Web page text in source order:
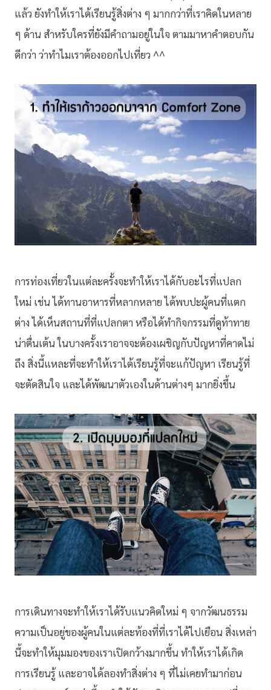
แล้ว ยังทำให้เราได้เรียนรู้สิ่งต่าง ๆ มากกว่าที่เราคิดในหลาย
ๆ ด้าน สำหรับใครที่ยังมีคำถามอยู่ในใจ ตามมาหาคำตอบกัน
ดีกว่า ว่าทำไมเราต้องออกไปเที่ยว ^^
การท่องเที่ยวในแต่ละครั้งจะทำให้เราได้กับอะไรที่แปลก
ใหม่ เช่น ได้ทานอาหารที่หลากหลาย ได้พบปะผู้คนที่แตก
ต่าง ได้เห็นสถานที่ที่แปลกตา หรือได้ทำกิจกรรมที่ดูท้าทาย
น่าตื่นเต้น ในบางครั้งเราอาจจะต้องเผชิญกับปัญหาที่คาดไม่
ถึง สิ่งนี้แหละที่จะทำให้เราได้เรียนรู้ที่จะแก้ปัญหา เรียนรู้ที่
จะตัดสินใจ และได้พัฒนาตัวเองในด้านต่างๆ มากยิ่งขึ้น
การเดินทางจะทำให้เราได้รับแนวคิดใหม่ ๆ จากวัฒนธรรม
ความเป็นอยู่ของผู้คนในแต่ละท้องที่ที่เราได้ไปเยือน สิ่งเหล่า
นี้จะทำให้มุมมองของเราเปิดกว้างมากขึ้น ทำให้เราได้เกิด
การเรียนรู้ และอาจได้ลองทำสิ่งต่าง ๆ ที่ไม่เคยทำมาก่อน